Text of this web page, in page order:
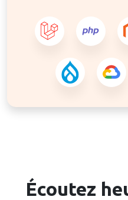
Écoutez